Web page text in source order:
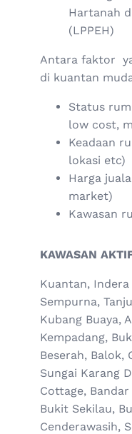
Hartanah
(LPPEH)
Antara faktor
di kuantan
Status
low cost,
Keadaan
lokasi etc)
Harga
market)
Kawasan
KAWASAN
Kuantan,
Sempurna,
Kubang Buaya,
Kempadang,
Beserah, Balok,
Sungai Karang
Cottage,
Bukit Sekilau,
Cenderawasih,